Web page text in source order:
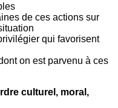
de ces actions sur
qui favorisent
on est parvenu à ces
culturel, moral,